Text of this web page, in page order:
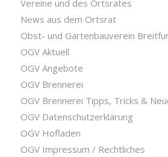
Vereine und des Ortsrates
News aus dem Ortsrat
Obst- und Gartenbauverein
OGV Aktuell
OGV Angebote
OGV Brennerei
OGV Brennerei Tipps, Tricks &
OGV Datenschutzerklärung
OGV Hofladen
OGV Impressum / Rechtliches